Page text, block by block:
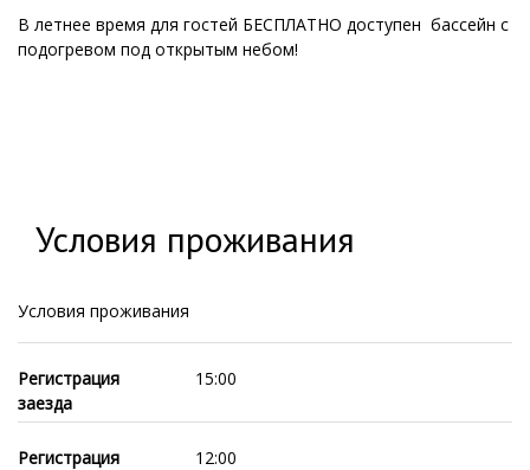
В летнее время для гостей БЕСПЛАТНО доступен бассейн с
подогревом под открытым небом!
Условия проживания
Условия проживания
Регистрация
заезда
15:00
Регистрация
12:00